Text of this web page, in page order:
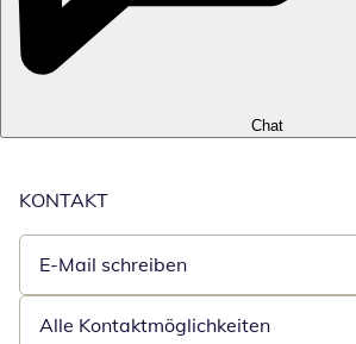
Chat
KONTAKT
E-Mail schreiben
Öffnet E-Mail-Client
Alle Kontaktmöglichkeiten